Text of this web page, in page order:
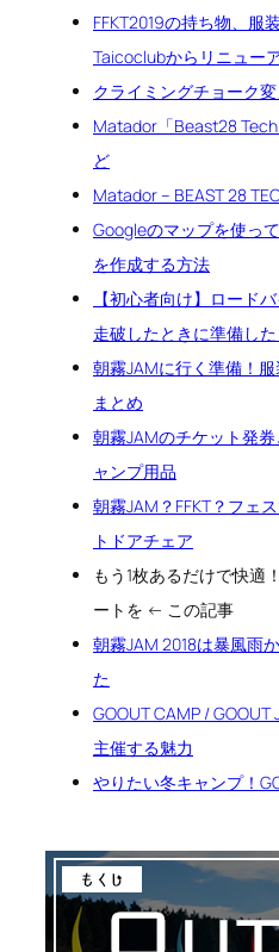
FFKT2019の持ち物、服
Taicoclubからリニュー
クライミングチョーク
Matador「Beast28
ど
Matador – BEAST 28
Googleのマップを使っ
を作成する方法
【初心者向け】ロード
走破したときに準備し
朝霧JAMに行く準備！
まとめ
朝霧JAMのチケット発
ャンプ用品
朝霧JAM？FFKT？フェ
トドアチェア
もう1枚あるだけで快適
ートを ← この記事
朝霧JAM 2018は暴風雨
た
GOOUT CAMP /
主催する魅力
やりたい冬キャンプ！
連
ま
と